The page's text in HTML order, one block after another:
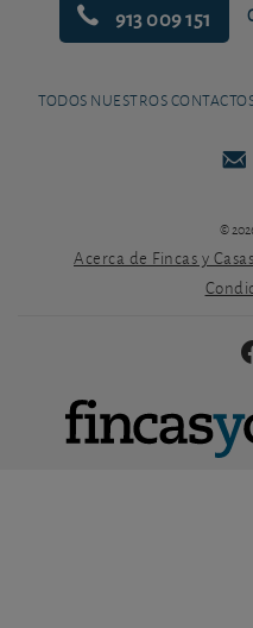
913 009 151
TODOS NUESTROS
©
Acerca de Fincas y Casas